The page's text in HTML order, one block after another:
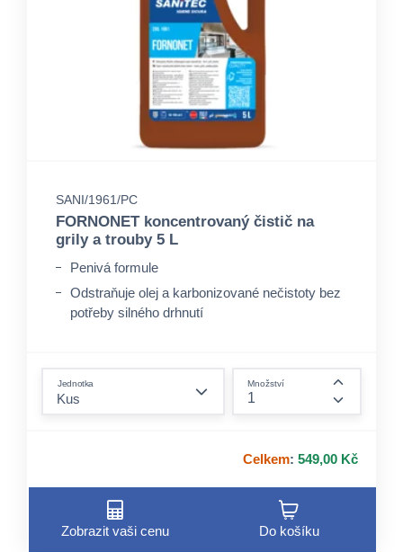
SANI/1961/PC
FORNONET koncentrovaný čistič na
grily a trouby 5 L
Penivá formule
Odstraňuje olej a karbonizované nečistoty bez
potřeby silného drhnutí
Jednotka Množství
Celkem: 549,00 Kč
Zobrazit vaši cenu Do košíku